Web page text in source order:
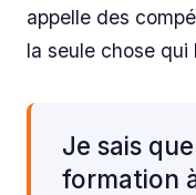
appelle des
la seule chose qui
Je sais
formation